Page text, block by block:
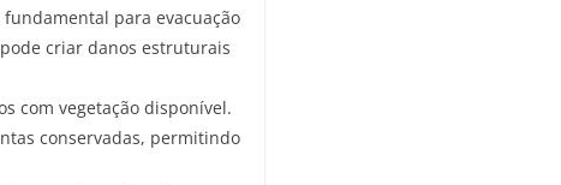
para evacuação
criar danos estruturais
com vegetação disponível.
conservadas, permitindo